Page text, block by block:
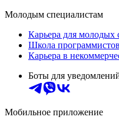
Молодым специалистам
Карьера для молодых
Школа программистов
Карьера в
Боты для
Мобильное приложение